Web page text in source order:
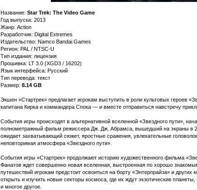
Название: Star Trek: The Video Game
Год выпуска: 2013
Жанр: Action
Разработчик: Digital Extremes
Издательство: Namco Bandai Games
Регион: PAL / NTSC-U
Тип издания: лицензия
Прошивка: LT 3.0 (XGD3 / 16202)
Язык интерфейса: Русский
Тип перевода: текст
Размер: 8.14 GB
Экшен «Стартрек» предлагает игрокам выступить в роли культовых героев
капитана Кирка и коммандера Спока — и вместе отправиться навстречу
События игры происходят в альтернативной вселенной «Звездного пути»,
полнометражный фильм режиссера Дж. Дж. Абрамса, вышедший на экраны в
ожидает захватывающий сюжет, яростные сражения, увлекательные
неповторимая атмосфера «Звездного пути».
События игры «Стартрек» продолжают историю художественного фильма
Фанатов ждет совершенно новая вселенная, выстроенная по хорошо
путешествий игрокам предстоит освоиться на борту «Энтерпрайза» и других
открыть и изучить новые секторы космоса, где их ждут экзотические
и многое другое.